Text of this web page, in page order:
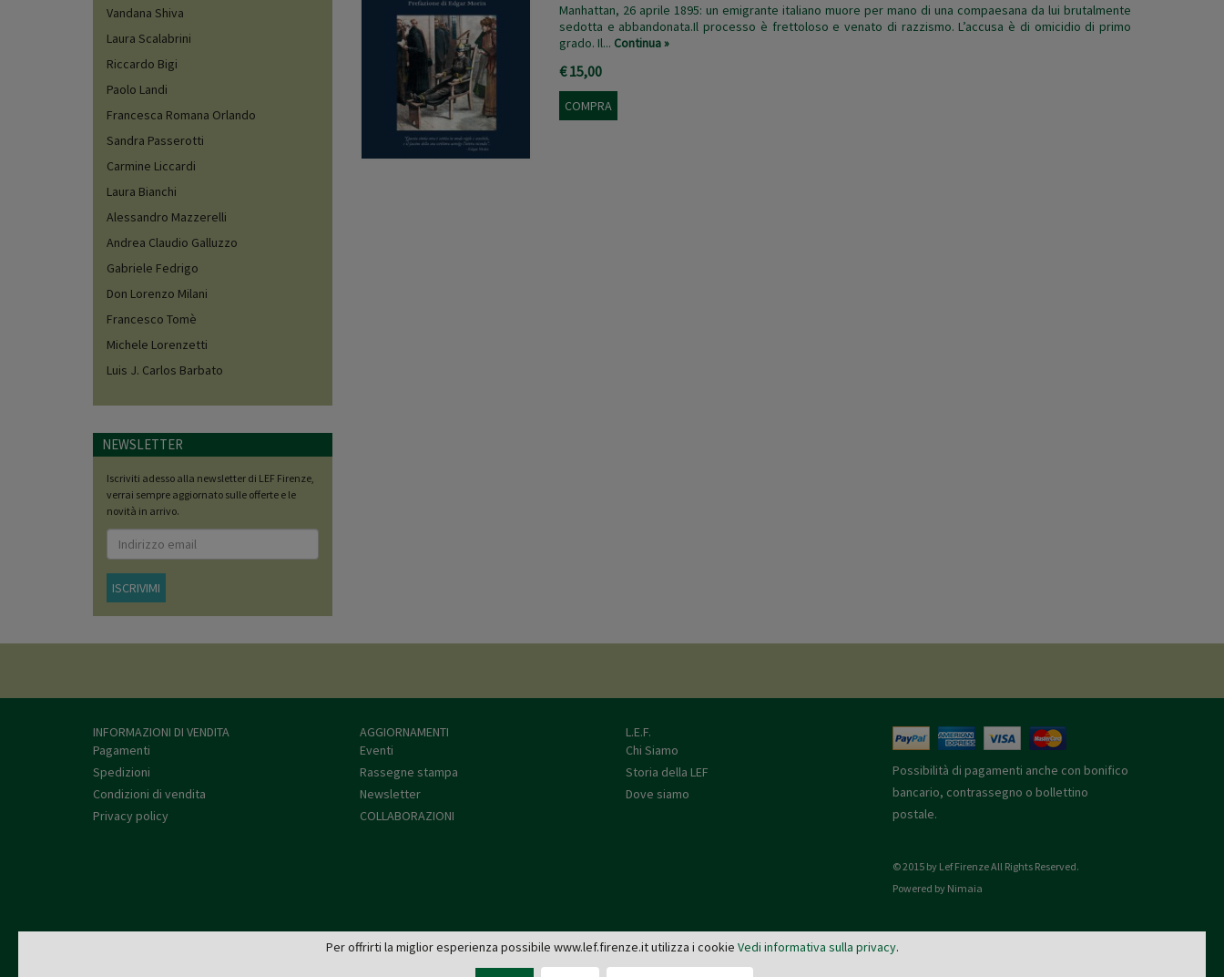
Manhattan, 26 aprile 1895: un emigrante italiano muore per mano di una compaesana da lui brutalmente
sedotta e abbandonata.Il processo è frettoloso e venato di razzismo. L’accusa è di omicidio di primo
grado. Il... Continua »
€ 15,00
COMPRA
Vandana Shiva
Laura Scalabrini
Riccardo Bigi
Paolo Landi
Francesca Romana Orlando
Sandra Passerotti
Carmine Liccardi
Laura Bianchi
Alessandro Mazzerelli
Andrea Claudio Galluzzo
Gabriele Fedrigo
Don Lorenzo Milani
Francesco Tomè
Michele Lorenzetti
Luis J. Carlos Barbato
NEWSLETTER
Iscriviti adesso alla newsletter di LEF Firenze,
verrai sempre aggiornato sulle offerte e le
novità in arrivo.
ISCRIVIMI
INFORMAZIONI DI VENDITA
Pagamenti
Spedizioni
Condizioni di vendita
Privacy policy
AGGIORNAMENTI
Eventi
Rassegne stampa
Newsletter
COLLABORAZIONI
L.E.F.
Chi Siamo
Storia della LEF
Dove siamo
Possibilità di pagamenti anche con bonifico
bancario, contrassegno o bollettino
postale.
© 2015 by Lef Firenze All Rights Reserved.
Powered by Nimaia
L.E.F. - Via de' Pucci, 4 - 50122 Firenze
Tel: 055 579921 - Fax: 055 2399342 - C.F. e P.IVA 03745190482 -editrice@lef.firenze.it
Per offrirti la miglior esperienza possibile www.lef.firenze.it utilizza i cookie Vedi informativa sulla privacy.